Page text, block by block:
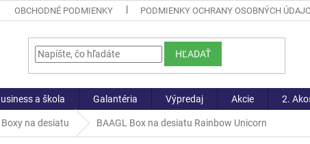
OBCHODNÉ PODMIENKY PODMIENKY OCHRANY OSOBNÝCH
HĽADAŤ
a škola Galantéria Výpredaj Akcie 2.
Boxy na desiatu BAAGL Box na desiatu Rainbow Unicorn